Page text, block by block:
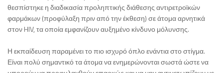
θεσπίστηκε η διαδικασία προληπτικής διάθεσης αντιρετροϊκών
φαρμάκων (προφύλαξη πριν από την έκθεση) σε άτομα αρνητικά
στον HIV, τα οποία εμφανίζουν αυξημένο κίνδυνο μόλυνσης.
Η εκπαίδευση παραμένει το πιο ισχυρό όπλο ενάντια στο στίγμα.
Είναι πολύ σημαντικό τα άτομα να ενημερώνονται σωστά ώστε να